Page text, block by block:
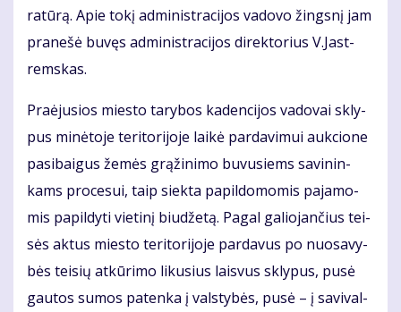
ra­tū­rą. Apie to­kį ad­mi­nist­ra­ci­jos va­do­vo žings­nį jam
pra­ne­šė bu­vęs ad­mi­nist­ra­ci­jos di­rek­to­rius V.Jast­
rems­kas.
Pra­ėju­sios mies­to ta­ry­bos ka­den­ci­jos va­do­vai skly­
pus mi­nė­to­je te­ri­to­ri­jo­je lai­kė par­da­vi­mui auk­cio­ne
pa­si­bai­gus že­mės grą­ži­ni­mo bu­vu­siems sa­vi­nin­
kams pro­ce­sui, taip siek­ta pa­pil­do­mo­mis pa­ja­mo­
mis pa­pil­dy­ti vie­ti­nį biu­dže­tą. Pa­gal ga­lio­jan­čius tei­
sės ak­tus mies­to te­ri­to­ri­jo­je par­da­vus po nuo­sa­vy­
bės tei­sių at­kū­ri­mo li­ku­sius lais­vus skly­pus, pu­sė
gau­tos su­mos pa­ten­ka į vals­ty­bės, pu­sė – į sa­vi­val­